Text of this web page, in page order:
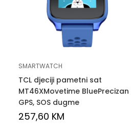
SMARTWATCH
TCL djeciji pametni sat
MT46XMovetime BluePrecizan
GPS, SOS dugme
257,60 KM